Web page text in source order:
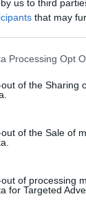
us to third
that may
Processing Opt
of the Sharing
of the Sale of
of processing
for Targeted
nella
agli anni
:
€ di utile è
e ne fa
crescita o